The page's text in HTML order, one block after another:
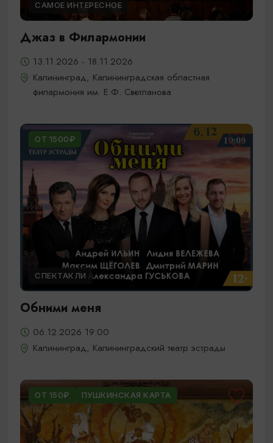
САМОЕ ИНТЕРЕСНОЕ
Джаз в Филармонии
13.11.2026 - 18.11.2026
Калининград, Калининградская областная
филармония им. Е.Ф. Светланова
ОТ 1500₽
СПЕКТАКЛИ
Обними меня
06.12.2026 19:00
Калининград, Калининградский театр эстрады
ОТ 150₽ ПУШКИНСКАЯ КАРТА